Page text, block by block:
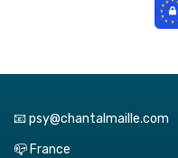
📧 psy@chantalmaille.com
📪 France